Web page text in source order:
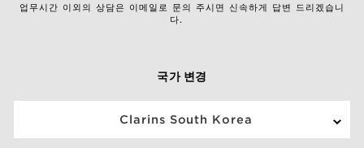
업무시간 이외의 상담은 이메일로 문의 주시면 신속하게 답변 드리겠습니
다.
국가 변경
Clarins South Korea